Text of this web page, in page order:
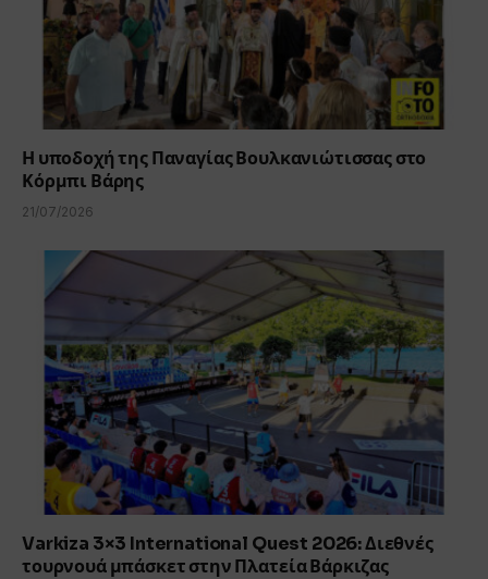
Η υποδοχή της Παναγίας Βουλκανιώτισσας στο
Κόρμπι Βάρης
21/07/2026
Varkiza 3×3 International Quest 2026: Διεθνές
τουρνουά μπάσκετ στην Πλατεία Βάρκιζας